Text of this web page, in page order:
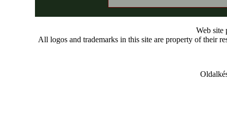
Web site
All logos and trademarks in this site are property of their